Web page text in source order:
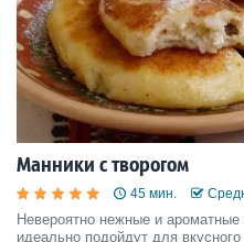
Манники с творогом
45 мин.
Невероятно нежные и
идеально подойдут для вкусного